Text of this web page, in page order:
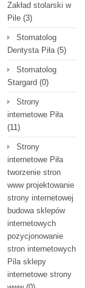
Zakład stolarski w
Pile (3)
Stomatolog
Dentysta Piła(5)
Stomatolog
Stargard (0)
Strony
internetowe Piła
(11)
Strony
internetowe Piła
tworzenie stron
www projektowanie
strony internetowej
budowa sklepów
internetowych
pozycjonowanie
stron internetowych
Pila sklepy
internetowe strony